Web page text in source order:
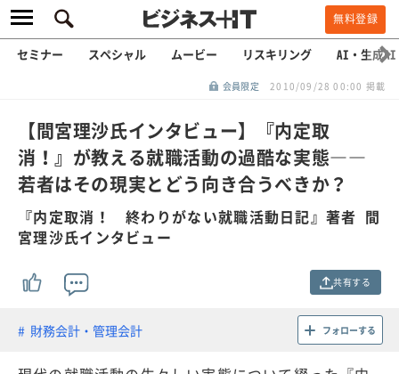
無料登録
セミナー スペシャル ムービー リスキリング AI・生成AI
会員限定 2010/09/28 00:00 掲載
【間宮理沙氏インタビュー】『内定取
消！』が教える就職活動の過酷な実態――
若者はその現実とどう向き合うべきか？
『内定取消！ 終わりがない就職活動日記』著者 間
宮理沙氏インタビュー
共有する
財務会計・管理会計 フォローする